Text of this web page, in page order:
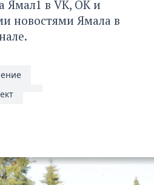
Ямал1 в VK, ОК и
новостями Ямала в
.